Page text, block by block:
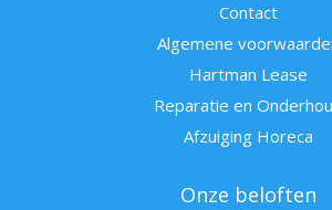
Contact
Algemene
Hartman Lease
Reparatie en
Afzuiging Horeca
Onze beloften